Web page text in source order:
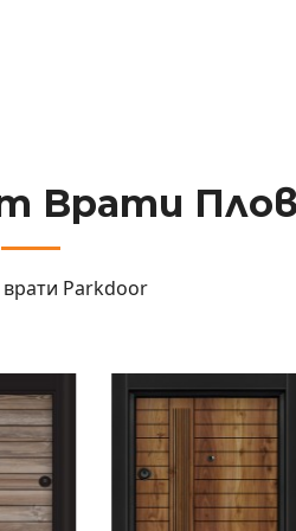
Врати
Parkdoor